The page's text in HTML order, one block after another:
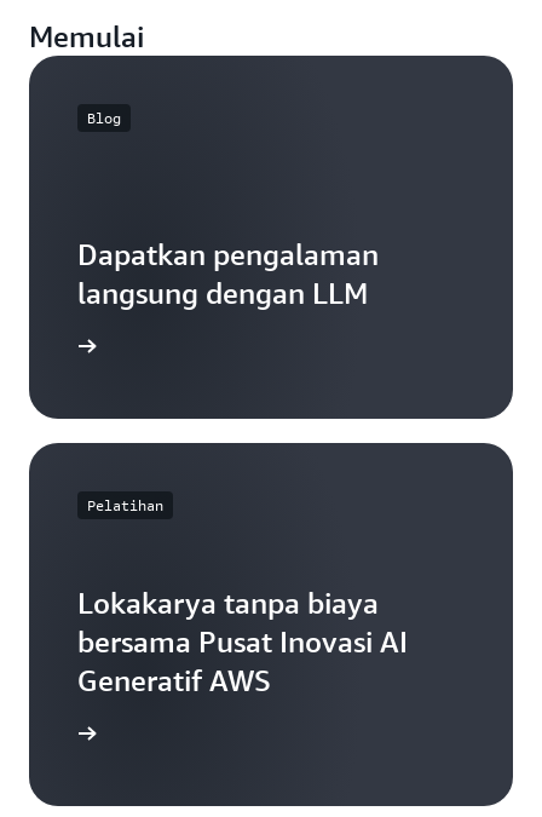
Memulai
Blog
Dapatkan pengalaman
langsung dengan LLM
Pelatihan
Lokakarya tanpa biaya
bersama Pusat Inovasi AI
Generatif AWS